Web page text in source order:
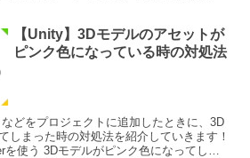
【Unity】3Dモデルのアセットが
ピンク色になっている時の対処法
どをプロジェクトに追加したときに、3D
しまった時の対処法を紹介していきます！
使う 3Dモデルがピンク色になってしま